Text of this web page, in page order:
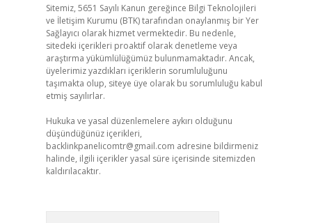
Sitemiz, 5651 Sayılı Kanun gereğince Bilgi Teknolojileri
ve İletişim Kurumu (BTK) tarafından onaylanmış bir Yer
Sağlayıcı olarak hizmet vermektedir. Bu nedenle,
sitedeki içerikleri proaktif olarak denetleme veya
araştırma yükümlülüğümüz bulunmamaktadır. Ancak,
üyelerimiz yazdıkları içeriklerin sorumluluğunu
taşımakta olup, siteye üye olarak bu sorumluluğu kabul
etmiş sayılırlar.
Hukuka ve yasal düzenlemelere aykırı olduğunu
düşündüğünüz içerikleri,
backlinkpanelicomtr@gmail.com adresine bildirmeniz
halinde, ilgili içerikler yasal süre içerisinde sitemizden
kaldırılacaktır.